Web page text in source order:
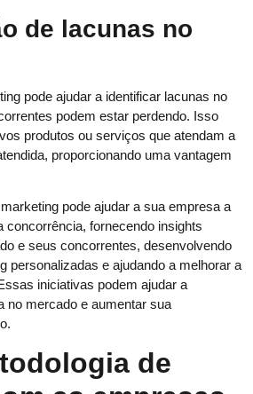
de lacunas no
pode ajudar a identificar lacunas no
podem estar perdendo. Isso
produtos ou serviços que atendam a
proporcionando uma vantagem
pode ajudar a sua empresa a
concorrência, fornecendo insights
e seus concorrentes, desenvolvendo
personalizadas e ajudando a melhorar a
iniciativas podem ajudar a
no mercado e aumentar sua
de